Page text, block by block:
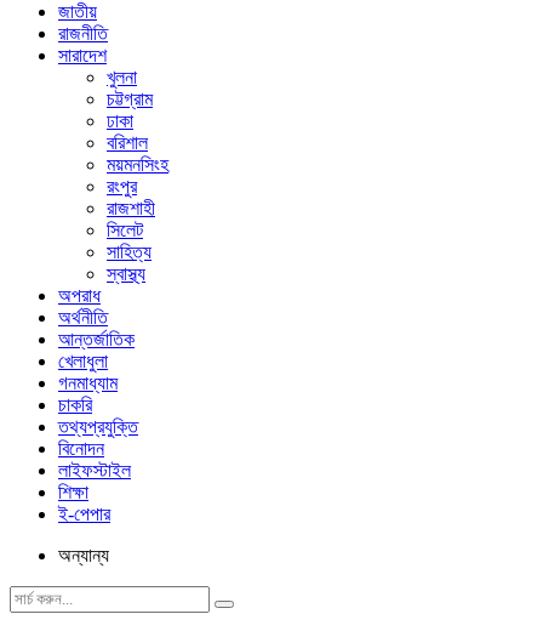
জাতীয়
রাজনীতি
সারাদেশ
খুলনা
চট্টগ্রাম
ঢাকা
বরিশাল
ময়মনসিংহ
রংপুর
রাজশাহী
সিলেট
সাহিত্য
স্বাস্থ্য
অপরাধ
অর্থনীতি
আন্তর্জাতিক
খেলাধুলা
গনমাধ্যাম
চাকরি
তথ্যপ্রযুক্তি
বিনোদন
লাইফস্টাইল
শিক্ষা
ই-পেপার
অন্যান্য